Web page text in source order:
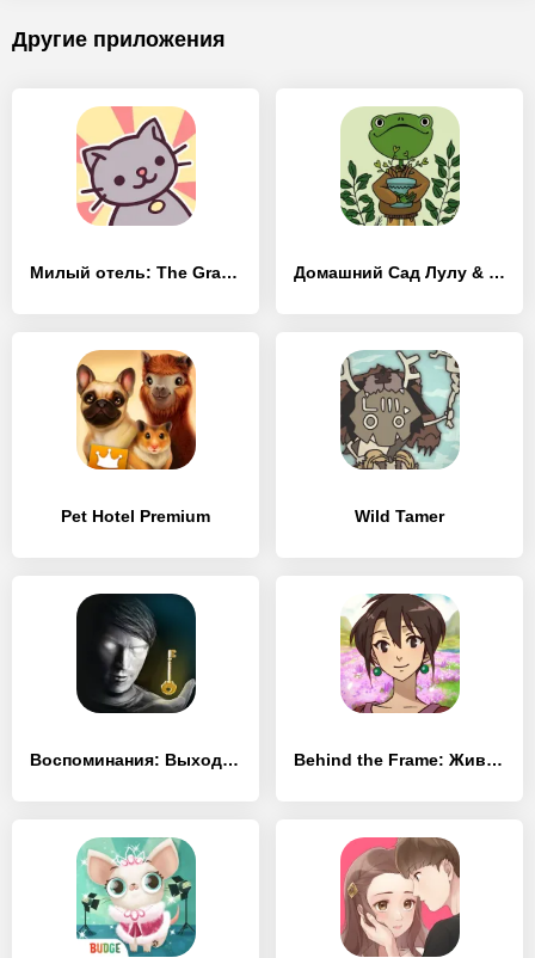
Другие приложения
Милый отель: The Grand Meow Домашний Сад Лулу & милый дом
Pet Hotel Premium Wild Tamer
Воспоминания: Выход из Комнаты Behind the Frame: Живые полотна